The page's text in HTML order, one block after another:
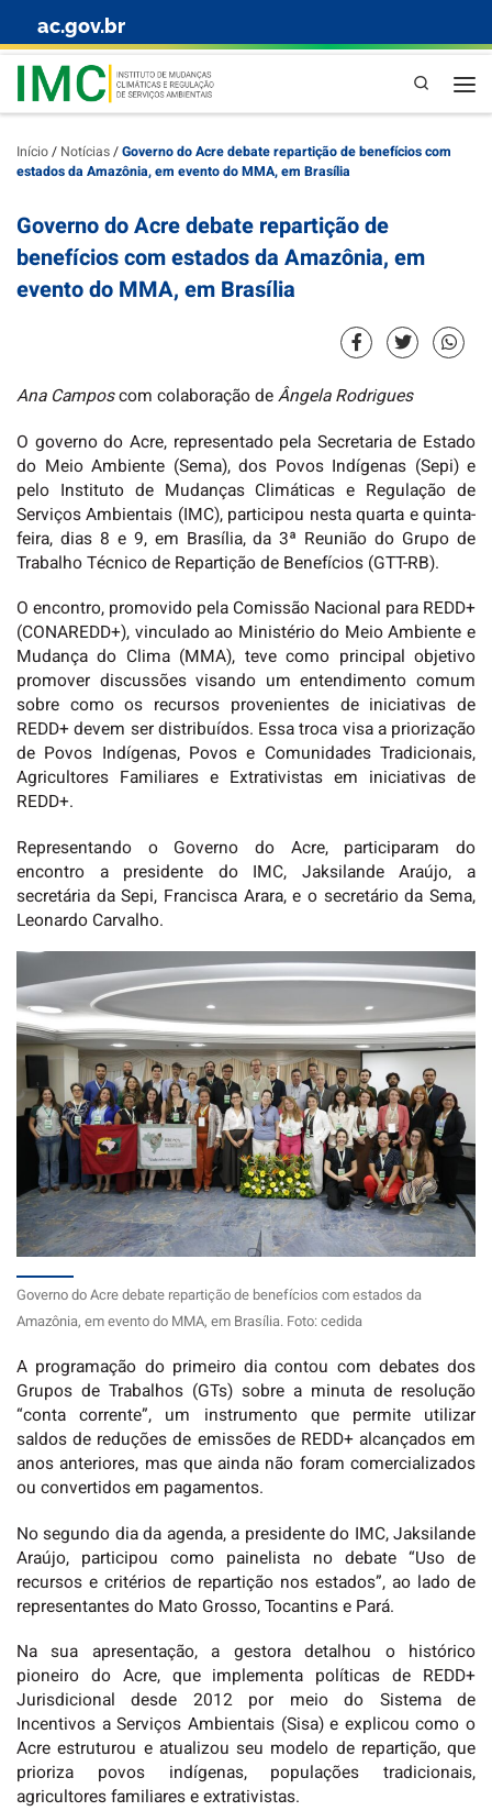
Skip to content
ac.gov.br
Pesquisa
Início/ Notícias/Governo do Acre debate repartição de benefícios com
estados da Amazônia, em evento do MMA, em Brasília
Governo do Acre debate repartição de
benefícios com estados da Amazônia, em
evento do MMA, em Brasília
Ana Camposcom colaboração deÂngela Rodrigues
O governo do Acre, representado pela Secretaria de Estado
do Meio Ambiente (Sema), dos Povos Indígenas (Sepi) e
pelo Instituto de Mudanças Climáticas e Regulação de
Serviços Ambientais (IMC), participou nesta quarta e quinta-
feira, dias 8 e 9, em Brasília, da 3ª Reunião do Grupo de
Trabalho Técnico de Repartição de Benefícios (GTT-RB).
O encontro, promovido pela Comissão Nacional para REDD+
(CONAREDD+), vinculado ao Ministério do Meio Ambiente e
Mudança do Clima (MMA), teve como principal objetivo
promover discussões visando um entendimento comum
sobre como os recursos provenientes de iniciativas de
REDD+ devem ser distribuídos. Essa troca visa a priorização
de Povos Indígenas, Povos e Comunidades Tradicionais,
Agricultores Familiares e Extrativistas em iniciativas de
REDD+.
Representando o Governo do Acre, participaram do
encontro a presidente do IMC, Jaksilande Araújo, a
secretária da Sepi, Francisca Arara, e o secretário da Sema,
Leonardo Carvalho.
Governo do Acre debate repartição de benefícios com estados da
Amazônia, em evento do MMA, em Brasília. Foto: cedida
A programação do primeiro dia contou com debates dos
Grupos de Trabalhos (GTs) sobre a minuta de resolução
“conta corrente”, um instrumento que permite utilizar
saldos de reduções de emissões de REDD+ alcançados em
anos anteriores, mas que ainda não foram comercializados
ou convertidos em pagamentos.
No segundo dia da agenda, a presidente do IMC, Jaksilande
Araújo, participou como painelista no debate “Uso de
recursos e critérios de repartição nos estados”, ao lado de
representantes do Mato Grosso, Tocantins e Pará.
Na sua apresentação, a gestora detalhou o histórico
pioneiro do Acre, que implementa políticas de REDD+
Jurisdicional desde 2012 por meio do Sistema de
Incentivos a Serviços Ambientais (Sisa) e explicou como o
Acre estruturou e atualizou seu modelo de repartição, que
prioriza povos indígenas, populações tradicionais,
agricultores familiares e extrativistas.